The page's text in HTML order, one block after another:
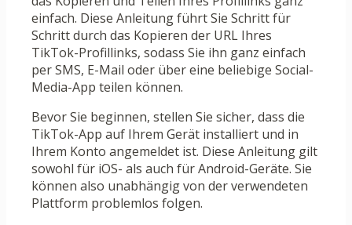
einfach. Diese Anleitung führt Sie Schritt für
Schritt durch das Kopieren der URL Ihres
TikTok-Profillinks, sodass Sie ihn ganz einfach
per SMS, E-Mail oder über eine beliebige Social-
Media-App teilen können.
Bevor Sie beginnen, stellen Sie sicher, dass die
TikTok-App auf Ihrem Gerät installiert und in
Ihrem Konto angemeldet ist. Diese Anleitung gilt
sowohl für iOS- als auch für Android-Geräte. Sie
können also unabhängig von der verwendeten
Plattform problemlos folgen.